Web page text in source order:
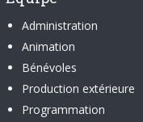
Administration
Animation
Bénévoles
Production extérieure
Programmation